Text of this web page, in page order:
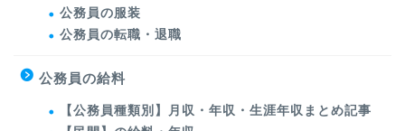
公務員の服装
公務員の転職・退職
公務員の給料
【公務員種類別】月収・年収・生涯年収まとめ記事